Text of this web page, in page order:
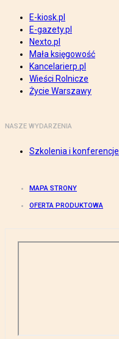
E-kiosk.pl
E-gazety.pl
Nexto.pl
Mała księgowość
Kancelarierp.pl
Wieści Rolnicze
Życie Warszawy
NASZE WYDARZENIA
Szkolenia i konferencje
MAPA STRONY
OFERTA PRODUKTOWA